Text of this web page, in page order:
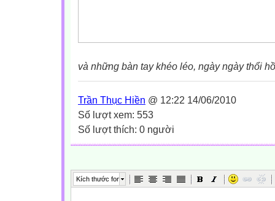
và những bàn tay khéo léo, ngày ngày thổi
Trần Thục Hiền @ 12:22 14/06/2010
Số lượt xem: 553
Số lượt thích: 0 người
Kích thước font